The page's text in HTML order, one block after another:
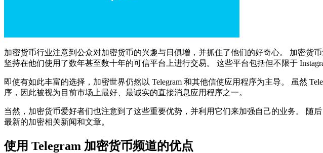
加密货币行业注意到公众对加密货币的兴趣与日俱增，并抓住了他们的好奇心。 加密货
坚持在他们使用了数年甚至数十年的可信平台上进行交易。 这些平台包括但不限于
即使有如此丰富的选择，加密世界仍然以 Telegram 和其他信使应用程序为主导。 虽然
序，因此被视为目前市场上最好、最诚实的直接消息应用程序之一。
当然，加密货币爱好者们也注意到了这些重要优势，并利用它们来加强自己的业务。 随
最新的加密相关新闻和文章。
使用 Telegram 加密货币频道的优点